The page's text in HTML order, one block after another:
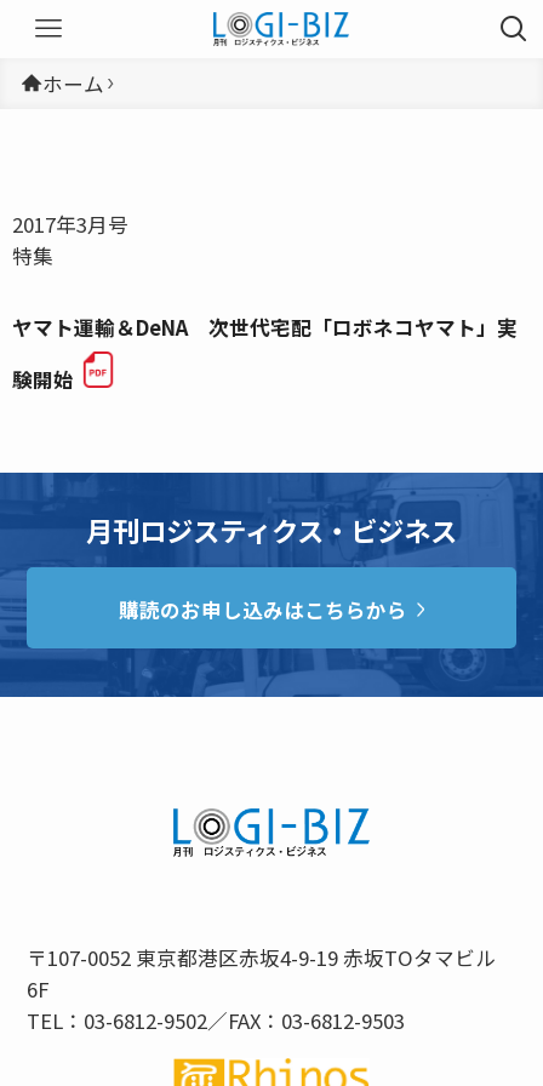
ホーム
2017年3月号
特集
ヤマト運輸＆DeNA 次世代宅配「ロボネコヤマト」実
験開始
月刊ロジスティクス・ビジネス
購読のお申し込みはこちらから
〒107-0052 東京都港区赤坂4-9-19 赤坂TOタマビル
6F
TEL：03-6812-9502／FAX：03-6812-9503